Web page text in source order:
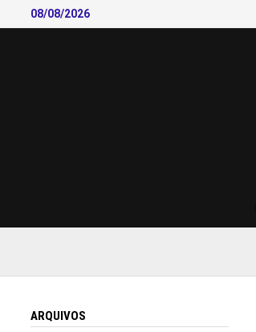
to
08/08/2026
ARQUIVOS